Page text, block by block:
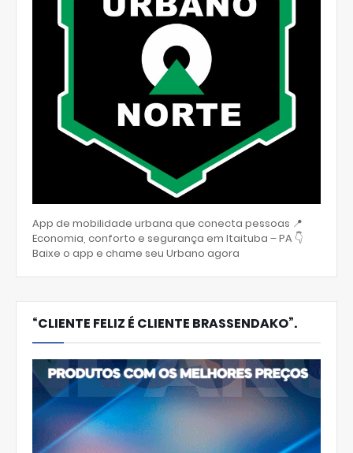
App de mobilidade urbana que conecta pessoas 📍
Economia, conforto e segurança em Itaituba – PA 👇
Baixe o app e chame seu Urbano agora
“CLIENTE FELIZ É CLIENTE BRASSENDAKO”.